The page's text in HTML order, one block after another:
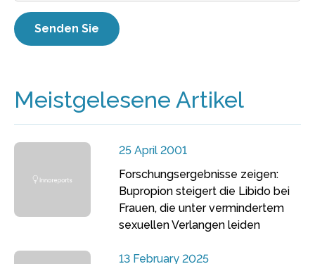
Meistgelesene Artikel
25 April 2001
Forschungsergebnisse zeigen:
Bupropion steigert die Libido bei
Frauen, die unter vermindertem
sexuellen Verlangen leiden
13 February 2025